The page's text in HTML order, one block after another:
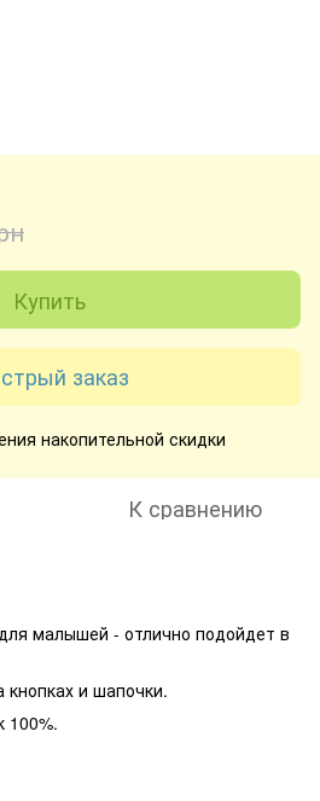
Купить
заказ
накопительной скидки
К сравнению
малышей - отлично подойдет в
кнопках и шапочки.
100%.